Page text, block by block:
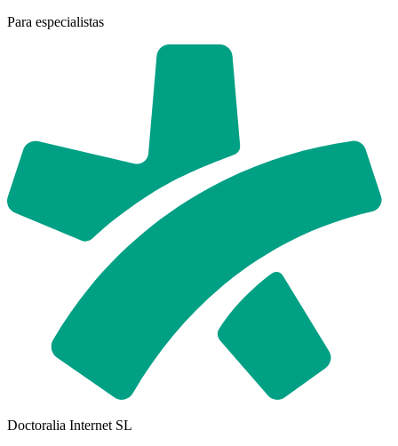
Para especialistas
Doctoralia Internet SL